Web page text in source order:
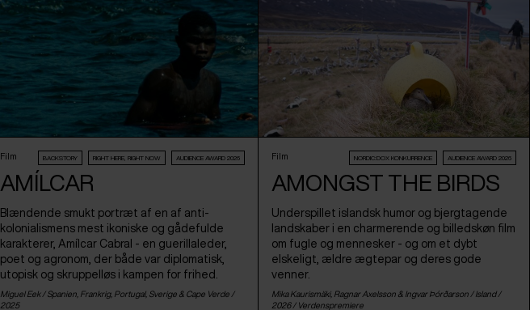
Film BACKSTORY RIGHT HERE, RIGHT NOW AUDIENCE AWARD 2026
AMÍLCAR
Blændende smukt portræt af en af anti-
kolonialismens mest ikoniske og gådefulde
karakterer, Amílcar Cabral - en guerillaleder,
poet og agronom, der både var diplomatisk,
utopisk og skruppelløs i kampen for frihed.
Miguel Eek / Spanien Frankrig, Portugal, Sverige & Cape Verde /
2025
Film NORDIC:DOX KONKURRENCE AUDIENCE AWARD 2026
AMONGST THE BIRDS
Underspillet islandsk humor og bjergtagende
landskaber i en charmerende og billedskøn film
om fugle og mennesker - og om et dybt
elskeligt, ældre ægtepar og deres gode
venner.
Mika Kaurismäki, Ragnar Axelsson & Ingvar Þórðarson / Island/
2026 / Verdenspremiere